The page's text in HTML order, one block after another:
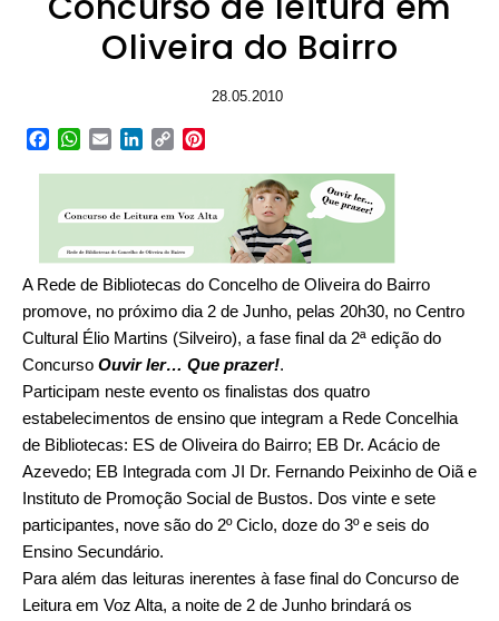
Oliveira do Bairro
28.05.2010
Facebook
WhatsApp
EmailLinkedIn
Copy
A Rede de Bibliotecas do Concelho de Oliveira do Bairro
promove, no próximo dia 2 de Junho, pelas 20h30, no Centro
Cultural Élio Martins (Silveiro), a fase final da 2ª edição do
Concurso Ouvir ler… Que prazer!.
Participam neste evento os finalistas dos quatro
estabelecimentos de ensino que integram a Rede Concelhia
de Bibliotecas: ES de Oliveira do Bairro; EB Dr. Acácio de
Azevedo; EB Integrada com JI Dr. Fernando Peixinho de Oiã e
Instituto de Promoção Social de Bustos. Dos vinte e sete
participantes, nove são do 2º Ciclo, doze do 3º e seis do
Ensino Secundário.
Para além das leituras inerentes à fase final do Concurso de
Leitura em Voz Alta, a noite de 2 de Junho brindará os